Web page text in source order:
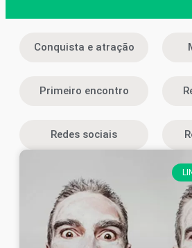
Conquista e atração
Primeiro encontro
Redes sociais